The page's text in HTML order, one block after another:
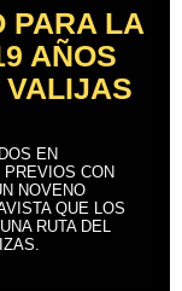
PARA LA
AÑOS
VALIJAS
EN
CON
NOVENO
QUE LOS
RUTA DEL